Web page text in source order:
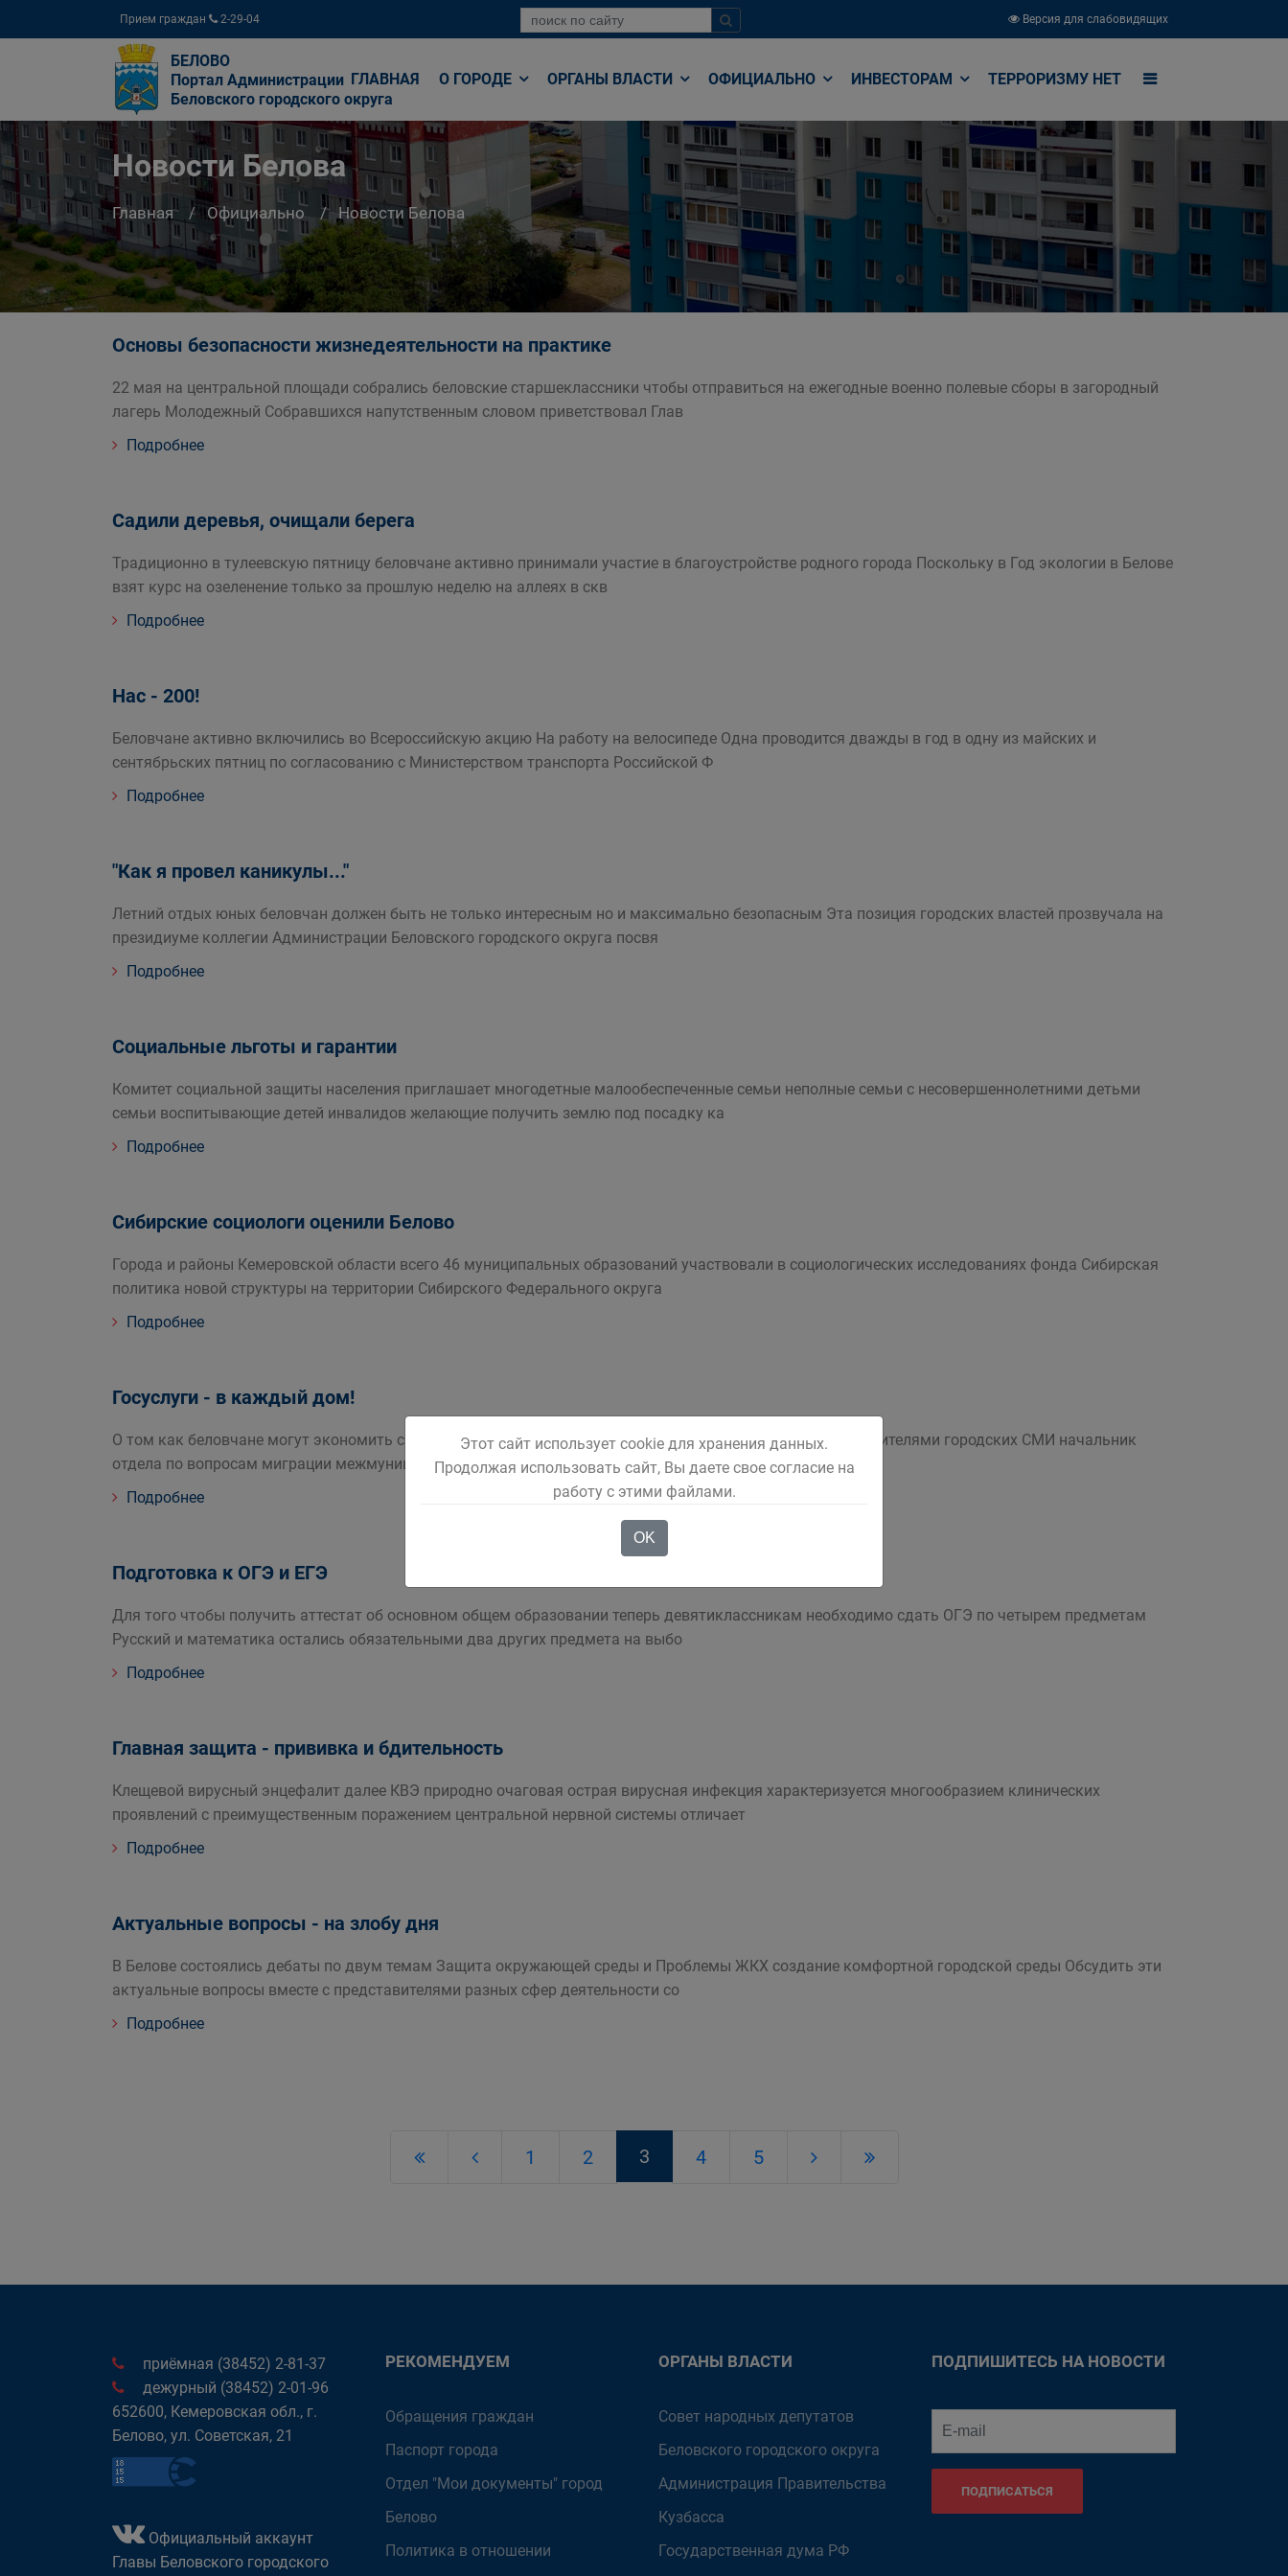
Прием граждан 2-29-04 Версия для слабовидящих
БЕЛОВО
Портал Администрации
Беловского городского округа
ГЛАВНАЯ О ГОРОДЕ ОРГАНЫ ВЛАСТИ ОФИЦИАЛЬНО ИНВЕСТОРАМ ТЕРРОРИЗМУ НЕТ
Новости Белова
Главная Официально Новости Белова
Основы безопасности жизнедеятельности на практике
22 мая на центральной площади собрались беловские старшеклассники чтобы отправиться на ежегодные военно полевые сборы в загородный
лагерь Молодежный Собравшихся напутственным словом приветствовал Глав
Подробнее
Садили деревья, очищали берега
Традиционно в тулеевскую пятницу беловчане активно принимали участие в благоустройстве родного города Поскольку в Год экологии в Белове
взят курс на озеленение только за прошлую неделю на аллеях в скв
Подробнее
Нас - 200!
Беловчане активно включились во Всероссийскую акцию На работу на велосипеде Одна проводится дважды в год в одну из майских и
сентябрьских пятниц по согласованию с Министерством транспорта Российской Ф
Подробнее
"Как я провел каникулы..."
Летний отдых юных беловчан должен быть не только интересным но и максимально безопасным Эта позиция городских властей прозвучала на
президиуме коллегии Администрации Беловского городского округа посвя
Подробнее
Социальные льготы и гарантии
Комитет социальной защиты населения приглашает многодетные малообеспеченные семьи неполные семьи с несовершеннолетними детьми
семьи воспитывающие детей инвалидов желающие получить землю под посадку ка
Подробнее
Сибирские социологи оценили Белово
Города и районы Кемеровской области всего 46 муниципальных образований участвовали в социологических исследованиях фонда Сибирская
политика новой структуры на территории Сибирского Федерального округа
Подробнее
Госуслуги - в каждый дом!
О том как беловчане могут экономить свои деньги и время рассказали на пресс конференции с представителями городских СМИ начальник
отдела по вопросам миграции межмуниципального отдела МВД России Беловс
Подробнее
Подготовка к ОГЭ и ЕГЭ
Для того чтобы получить аттестат об основном общем образовании теперь девятиклассникам необходимо сдать ОГЭ по четырем предметам
Русский и математика остались обязательными два других предмета на выбо
Подробнее
Главная защита - прививка и бдительность
Клещевой вирусный энцефалит далее КВЭ природно очаговая острая вирусная инфекция характеризуется многообразием клинических
проявлений с преимущественным поражением центральной нервной системы отличает
Подробнее
Актуальные вопросы - на злобу дня
В Белове состоялись дебаты по двум темам Защита окружающей среды и Проблемы ЖКХ создание комфортной городской среды Обсудить эти
актуальные вопросы вместе с представителями разных сфер деятельности со
Подробнее
1 2 3 4 5
приёмная (38452) 2-81-37
дежурный (38452) 2-01-96
652600, Кемеровская обл., г.
Белово, ул. Советская, 21
Официальный аккаунт
Главы Беловского городского
РЕКОМЕНДУЕМ
Обращения граждан
Паспорт города
Отдел "Мои документы" город
Белово
Политика в отношении
ОРГАНЫ ВЛАСТИ
Совет народных депутатов
Беловского городского округа
Администрация Правительства
Кузбасса
Государственная дума РФ
ПОДПИШИТЕСЬ НА НОВОСТИ
ПОДПИСАТЬСЯ
Этот сайт использует cookie для хранения данных.
Продолжая использовать сайт, Вы даете свое согласие на
работу с этими файлами.
OK